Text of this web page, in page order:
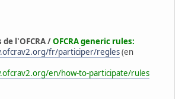
l'OFCRA /OFCRA generic rules:
fr/participer/regles(en
en/how-to-participate/rules